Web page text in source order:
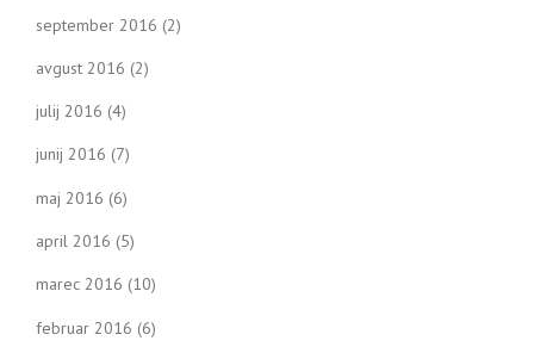
september 2016 (2)
avgust 2016 (2)
julij 2016 (4)
junij 2016 (7)
maj 2016 (6)
april 2016 (5)
marec 2016 (10)
februar 2016 (6)